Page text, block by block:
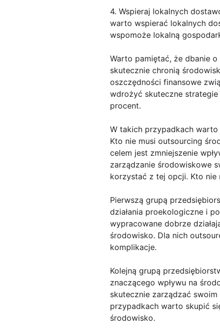
4. Wspieraj lokalnych
warto wspierać lokalnych
wspomoże lokalną
Warto pamiętać, że dbanie
skutecznie chronią
oszczędności finansowe
wdrożyć skuteczne
procent.
W takich przypadkach warto
Kto nie musi outsourcing
celem jest zmniejszenie
zarządzanie środowiskowe
korzystać z tej opcji. Kto
Pierwszą grupą
działania proekologiczne i
wypracowane dobrze
środowisko. Dla nich
komplikacje.
Kolejną grupą
znaczącego wpływu na
skutecznie zarządzać
przypadkach warto skupić
środowisko.